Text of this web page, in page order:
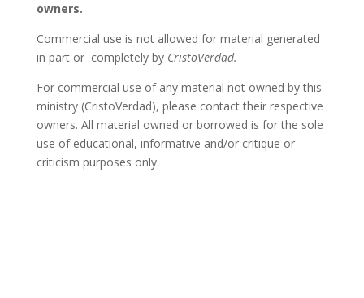
owners.
Commercial use is not allowed for material generated
in part or completely by CristoVerdad.
For commercial use of any material not owned by this
ministry (CristoVerdad), please contact their respective
owners. All material owned or borrowed is for the sole
use of educational, informative and/or critique or
criticism purposes only.